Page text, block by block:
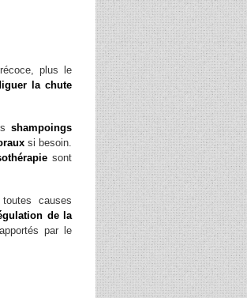
plus le
la chute
shampoings
si besoin.
sont
causes
de la
par le